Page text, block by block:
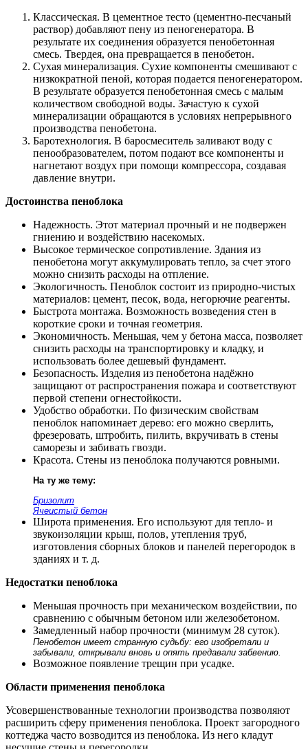
Классическая. В цементное тесто (цементно-песчаный
раствор) добавляют пену из пеногенератора. В
результате их соединения образуется пенобетонная
смесь. Твердея, она превращается в пенобетон.
Сухая минерализация. Сухие компоненты смешивают с
низкократной пеной, которая подается пеногенератором.
В результате образуется пенобетонная смесь с малым
количеством свободной воды. Зачастую к сухой
минерализации обращаются в условиях непрерывного
производства пенобетона.
Баротехнология. В баросмеситель заливают воду с
пенообразователем, потом подают все компоненты и
нагнетают воздух при помощи компрессора, создавая
давление внутри.
Достоинства пеноблока
Надежность. Этот материал прочный и не подвержен
гниению и воздействию насекомых.
Высокое термическое сопротивление. Здания из
пенобетона могут аккумулировать тепло, за счет этого
можно снизить расходы на отпление.
Экологичность. Пеноблок состоит из природно-чистых
материалов: цемент, песок, вода, негорючие реагенты.
Быстрота монтажа. Возможность возведения стен в
короткие сроки и точная геометрия.
Экономичность. Меньшая, чем у бетона масса, позволяет
снизить расходы на транспортировку и кладку, и
использовать более дешевый фундамент.
Безопасность. Изделия из пенобетона надёжно
защищают от распространения пожара и соответствуют
первой степени огнестойкости.
Удобство обработки. По физическим свойствам
пеноблок напоминает дерево: его можно сверлить,
фрезеровать, штробить, пилить, вкручивать в стены
саморезы и забивать гвозди.
Красота. Стены из пеноблока получаются ровными.
На ту же тему:
Бризолит
Ячеистый бетон
Широта применения. Его используют для тепло- и
звукоизоляции крыш, полов, утепления труб,
изготовления сборных блоков и панелей перегородок в
зданиях и т. д.
Недостатки пеноблока
Меньшая прочность при механическом воздействии, по
сравнению с обычным бетоном или железобетоном.
Замедленный набор прочности (минимум 28 суток).
Пенобетон имеет странную судьбу: его изобретали и
забывали, открывали вновь и опять предавали забвению.
Возможное появление трещин при усадке.
Области применения пеноблока
Усовершенствованные технологии производства позволяют
расширить сферу применения пеноблока. Проект загородного
коттеджа часто возводится из пеноблока. Из него кладут